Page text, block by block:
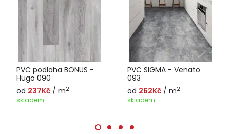
PVC podlaha BONUS -
Hugo 090
od 237Kč / m2
skladem
PVC SIGMA - Venato
093
od 262Kč / m2
skladem